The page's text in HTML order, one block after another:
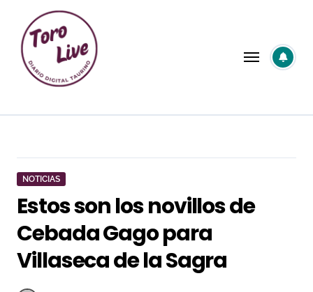
contenido
NOTICIAS
Estos son los novillos de
Cebada Gago para
Villaseca de la Sagra